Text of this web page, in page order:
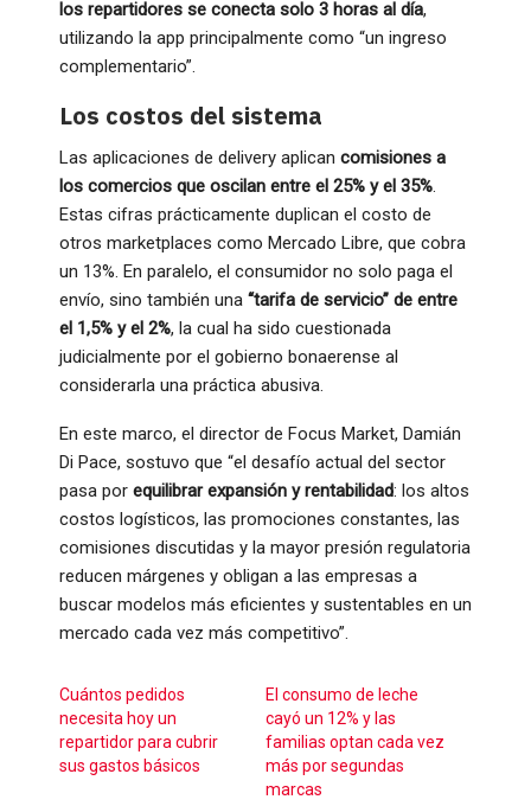
los repartidores se conecta solo 3 horas al día,
utilizando la app principalmente como “un ingreso
complementario”.
Los costos del sistema
Las aplicaciones de delivery aplican comisiones a
los comercios que oscilan entre el 25% y el 35%.
Estas cifras prácticamente duplican el costo de
otros marketplaces como Mercado Libre, que cobra
un 13%. En paralelo, el consumidor no solo paga el
envío, sino también una “tarifa de servicio” de entre
el 1,5% y el 2%, la cual ha sido cuestionada
judicialmente por el gobierno bonaerense al
considerarla una práctica abusiva.
En este marco, el director de Focus Market, Damián
Di Pace, sostuvo que “el desafío actual del sector
pasa por equilibrar expansión y rentabilidad: los altos
costos logísticos, las promociones constantes, las
comisiones discutidas y la mayor presión regulatoria
reducen márgenes y obligan a las empresas a
buscar modelos más eficientes y sustentables en un
mercado cada vez más competitivo”.
Cuántos pedidos
necesita hoy un
repartidor para cubrir
sus gastos básicos
El consumo de leche
cayó un 12% y las
familias optan cada vez
más por segundas
marcas